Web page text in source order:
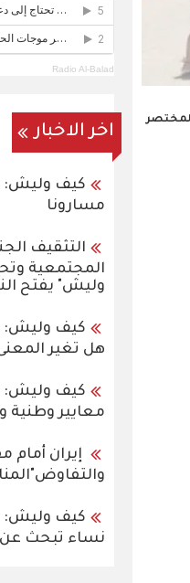
Radio Al-Balad
اخر الاخبار
كيف وليش:
مسارونا
التثقيف
المجتمعية
وليش" يفتح
كيف وليش:
هل تغير
كيف وليش:
معايير وطنية
إيران أمام
كيف وليش:
نساء تبحث عن